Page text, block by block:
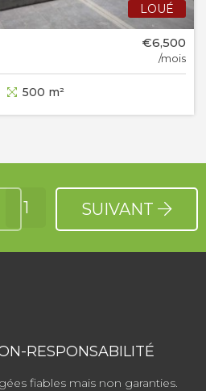
LOUÉ
€6,500
/mois
500 m²
1 SUIVANT
RESPONSABILITÉ
fiables mais non garanties.